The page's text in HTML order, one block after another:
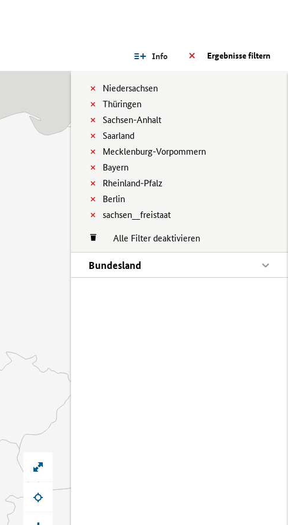
Ergebnisse filtern
Info
Niedersachsen
Thüringen
Sachsen-Anhalt
Saarland
Mecklenburg-Vorpommern
Bayern
Rheinland-Pfalz
Berlin
sachsen__freistaat
Alle Filter deaktivieren
Bundesland